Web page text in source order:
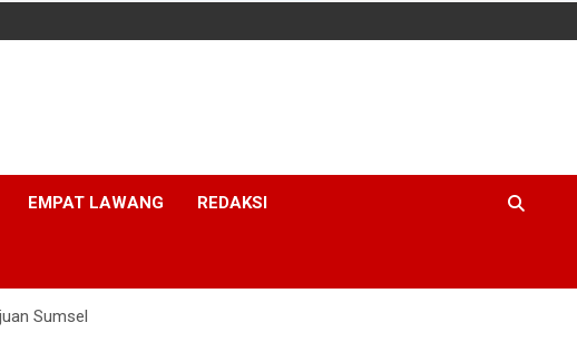
EMPAT LAWANG REDAKSI
Sumsel